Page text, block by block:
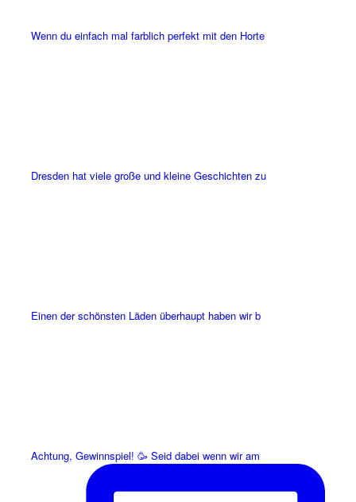
Wenn du einfach mal farblich perfekt mit den Horte
Dresden hat viele große und kleine Geschichten zu
Einen der schönsten Läden überhaupt haben wir b
Achtung, Gewinnspiel! 🥳 Seid dabei wenn wir am